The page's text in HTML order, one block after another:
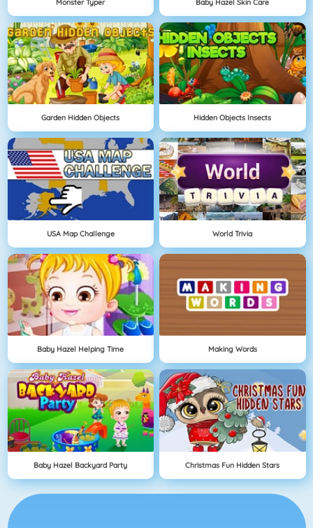
Garden Hidden Objects Hidden Objects Insects
USA Map Challenge World Trivia
Baby Hazel Helping Time Making Words
Baby Hazel Backyard Party Christmas Fun Hidden Stars